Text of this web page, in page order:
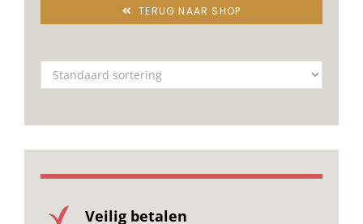
TERUG NAAR SHOP
Veilig betalen